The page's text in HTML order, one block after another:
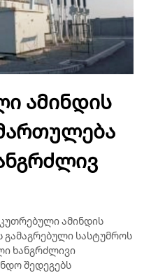
ამინდის
ამინდის
სასტუმროს
ხანგრძლივი
შედეგებს